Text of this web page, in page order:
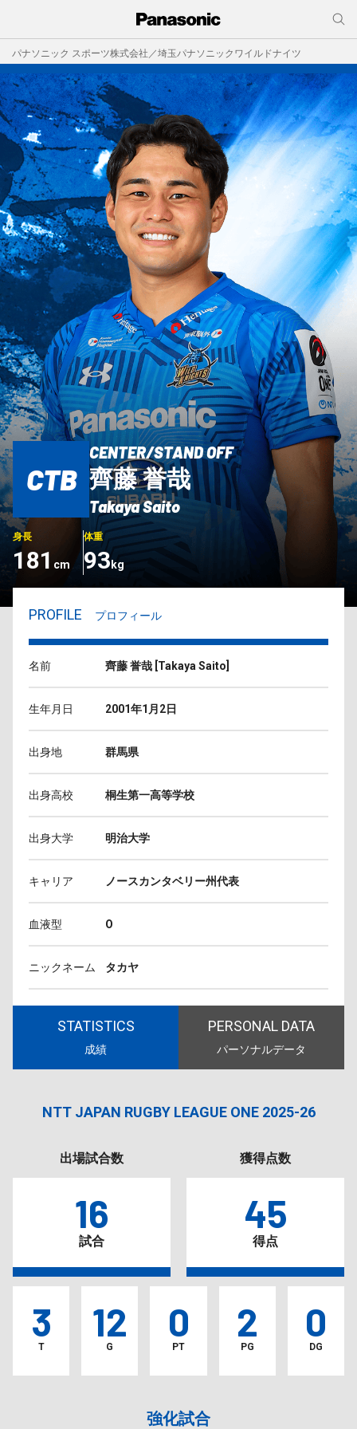
パナソニック スポーツ株式会社／埼玉パナソニックワイルドナイツ
CTB
CENTER/STAND OFF
齊藤 誉哉
Takaya Saito
身長
181 cm
体重
93kg
PROFILE プロフィール
名前 齊藤 誉哉 Takaya Saito
生年月日 2001年1月2日
出身地 群馬県
出身高校 桐生第一高等学校
出身大学 明治大学
キャリア ノースカンタベリー州代表
血液型 O
ニックネーム タカヤ
STATISTICS
成績
PERSONAL DATA
パーソナルデータ
NTT JAPAN RUGBY LEAGUE ONE 2025-26
出場試合数
16
試合
獲得点数
45
得点
3
T
12
G
0
PT
2
PG
0
DG
強化試合